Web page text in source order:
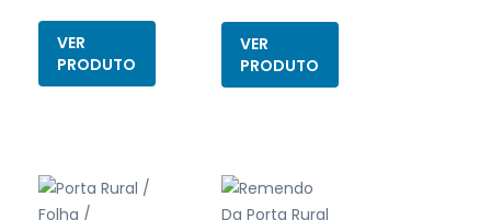
VER
PRODUTO
VER
PRODUTO